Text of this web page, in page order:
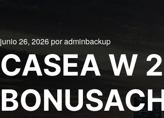
junio 26, 2026poradminbackup
CASEA W